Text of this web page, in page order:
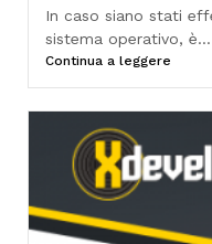
In caso siano stati
sistema operativo, è...
Continua a leggere